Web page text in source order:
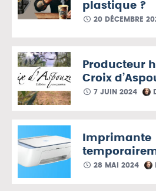
plastique ?
20 DÉCEMBRE
Producteur
Croix
7 JUIN 2024
Imprimante
28 MAI 2024